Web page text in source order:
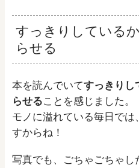
すっきりしている
らせる
本を読んでいてすっきりし
らせることを感じました。
モノに溢れている毎日で
すからね！
写真でも、ごちゃごちゃ